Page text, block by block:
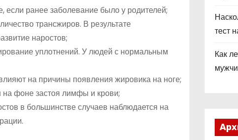
если ранее заболевание было у родителей;
трансжиров. В результате
наростов;
уплотнений. У людей с нормальным
на причины появления жировика на ноге;
фоне застоя лимфы и крови;
в большинстве случаев наблюдается на
тест
Как